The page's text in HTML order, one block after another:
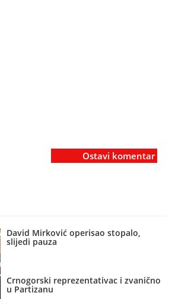
Ostavi komentar
David Mirković operisao stopalo,
slijedi pauza
Crnogorski reprezentativac i zvanično
u Partizanu